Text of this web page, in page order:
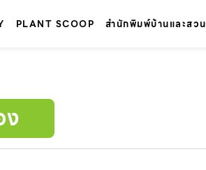
PLANT SCOOP สำนักพิมพ์บ้านและสวน